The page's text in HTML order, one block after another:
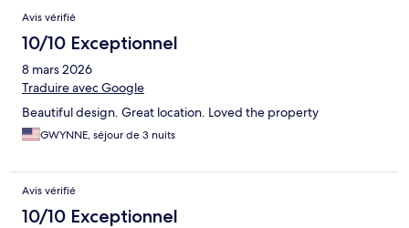
Avis vérifié
10/10 Exceptionnel
8 mars 2026
Traduire avec Google
Beautiful design. Great location. Loved the property
GWYNNE, séjour de 3 nuits
Avis vérifié
10/10 Exceptionnel